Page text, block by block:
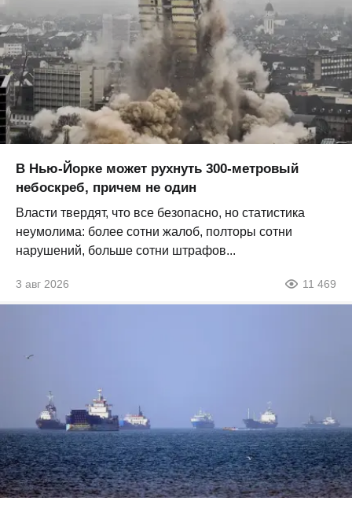
В Нью-Йорке может рухнуть 300-метровый
небоскреб, причем не один
Власти твердят, что все безопасно, но статистика
неумолима: более сотни жалоб, полторы сотни
нарушений, больше сотни штрафов...
3 авг 2026 11 469